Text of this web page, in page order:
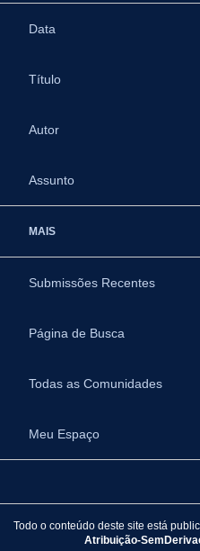
Data
Título
Autor
Assunto
MAIS
Submissões Recentes
Página de Busca
Todas as Comunidades
Meu Espaço
Todo o conteúdo deste site está
Atribuição-